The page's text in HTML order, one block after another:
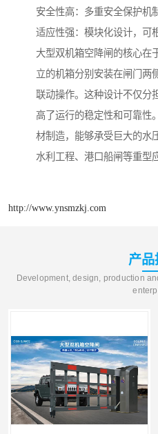
安全性高：多重安全保护机
适应性强：模块化设计，可
大型双机箱空降闸的核心在
立的机箱分别安装在闸门两
联动操作。这种设计不仅分
高了运行的稳定性和可靠性
材制造，能够承受巨大的水
水利工程、港口船闸等重型
http://www.ynsmzkj.com
产品
Development, design, production